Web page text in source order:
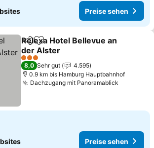
Preise sehen
TeilenZu Favoriten hinzufügen
Relexa Hotel Bellevue an
der Alster
3 Sterne
8,0 Sehr gut
4.595
0.9 km bis Hamburg Hauptbahnhof
Dachzugang mit Panoramablick
Preise sehen